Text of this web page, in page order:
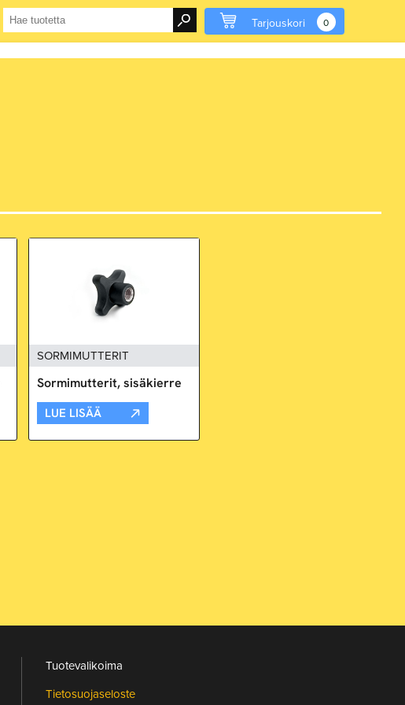
Tarjouskori 0
SORMIMUTTERIT
Sormimutterit, sisäkierre
LUE LISÄÄ
Tuotevalikoima
Tietosuojaseloste